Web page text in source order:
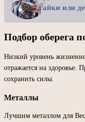
гайки или
Подбор оберега
Низкий уровень
отражается на здоровье.
сохранить силы.
Металлы
Лучшим металлом для